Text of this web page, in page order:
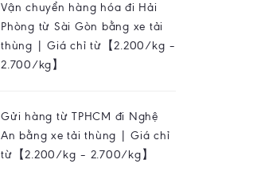
Vận chuyển hàng hóa đi Hải
Phòng từ Sài Gòn bằng xe tải
thùng | Giá chỉ từ【2.200/kg –
2.700/kg】
Gửi hàng từ TPHCM đi Nghệ
An bằng xe tải thùng | Giá chỉ
từ【2.200/kg – 2.700/kg】